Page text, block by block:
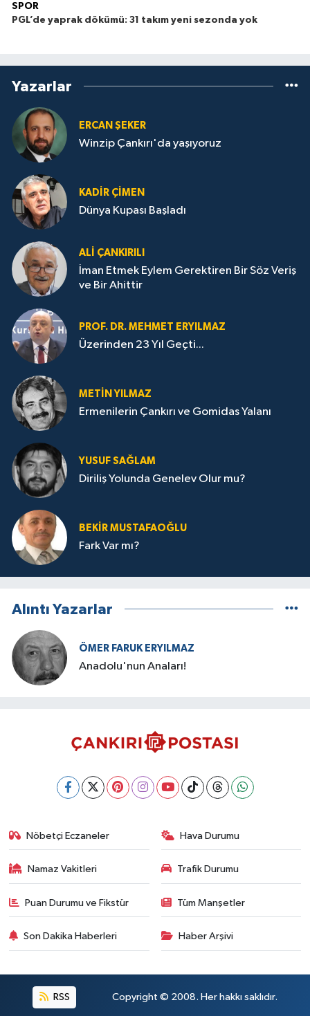
SPOR
PGL’de yaprak dökümü: 31 takım yeni sezonda yok
Yazarlar
ERCAN ŞEKER
Winzip Çankırı'da yaşıyoruz
KADIR ÇIMEN
Dünya Kupası Başladı
ALI ÇANKIRILI
İman Etmek Eylem Gerektiren Bir Söz Veriş
ve Bir Ahittir
PROF. DR. MEHMET ERYILMAZ
Üzerinden 23 Yıl Geçti...
METIN YILMAZ
Ermenilerin Çankırı ve Gomidas Yalanı
YUSUF SAĞLAM
Diriliş Yolunda Genelev Olur mu?
BEKIR MUSTAFAOĞLU
Fark Var mı?
Alıntı Yazarlar
ÖMER FARUK ERYILMAZ
Anadolu'nun Anaları!
Nöbetçi Eczaneler Hava Durumu
Namaz Vakitleri Trafik Durumu
Puan Durumu ve Fikstür Tüm Manşetler
Son Dakika Haberleri Haber Arşivi
RSS Copyright © 2008. Her hakkı saklıdır.